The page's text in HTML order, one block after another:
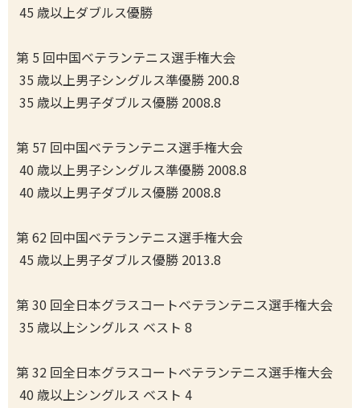
45 歳以上ダブルス優勝
第 5 回中国ベテランテニス選手権大会
35 歳以上男子シングルス準優勝 200.8
35 歳以上男子ダブルス優勝 2008.8
第 57 回中国ベテランテニス選手権大会
40 歳以上男子シングルス準優勝 2008.8
40 歳以上男子ダブルス優勝 2008.8
第 62 回中国ベテランテニス選手権大会
45 歳以上男子ダブルス優勝 2013.8
第 30 回全日本グラスコートベテランテニス選手権大会
35 歳以上シングルス ベスト 8
第 32 回全日本グラスコートベテランテニス選手権大会
40 歳以上シングルス ベスト 4